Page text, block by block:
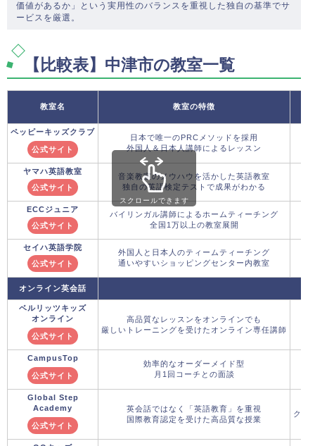
価値があるか」という実用性のバランスを重視した独自の基準でサ
ービスを厳選。
【比較表】中津市の教室一覧
教室名 教室の特徴
ペッピーキッズクラブ
公式サイト
日本で唯一のPRCメソッドを採用
外国人＆日本人講師によるレッスン
ヤマハ英語教室
公式サイト
音楽教室のノウハウを活かした英語教室
独自の英語検定テストで成果がわかる
ECCジュニア
公式サイト
バイリンガル講師によるホームティーチング
全国1万以上の教室展開
セイハ英語学院
公式サイト
外国人と日本人のティームティーチング
通いやすいショッピングセンター内教室
オンライン英会話
ベルリッツキッズ
オンライン
公式サイト
高品質なレッスンをオンラインでも
厳しいトレーニングを受けたオンライン専任講師
CampusTop
公式サイト
効率的なオーダーメイド型
月1回コーチとの面談
Global Step
Academy
公式サイト
英会話ではなく「英語教育」を重視
国際教育認定を受けた高品質な授業
クー
スクロールできます